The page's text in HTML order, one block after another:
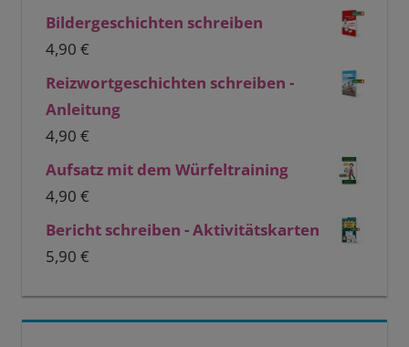
Bildergeschichten schreiben
4,90 €
Reizwortgeschichten schreiben -
Anleitung
4,90 €
Aufsatz mit dem Würfeltraining
4,90 €
Bericht schreiben - Aktivitätskarten
5,90 €